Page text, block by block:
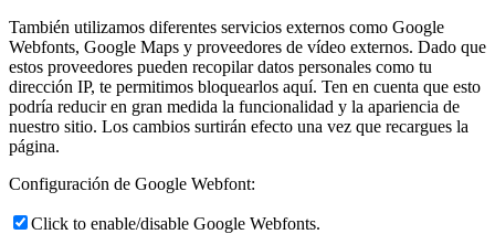
También utilizamos diferentes servicios externos como Google
Webfonts, Google Maps y proveedores de vídeo externos. Dado que
estos proveedores pueden recopilar datos personales como tu
dirección IP, te permitimos bloquearlos aquí. Ten en cuenta que esto
podría reducir en gran medida la funcionalidad y la apariencia de
nuestro sitio. Los cambios surtirán efecto una vez que recargues la
página.
Configuración de Google Webfont:
Click to enable/disable Google Webfonts.